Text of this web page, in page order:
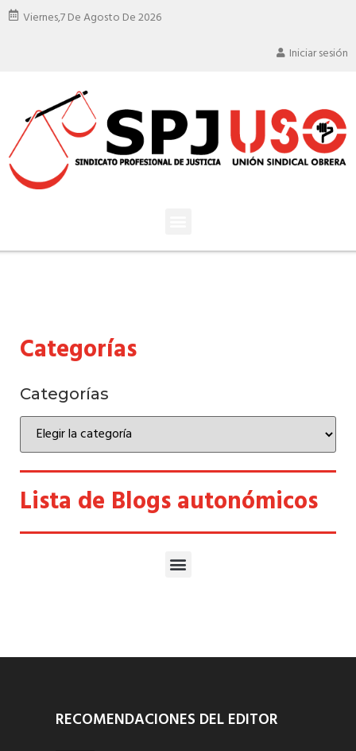
Viernes,7 De Agosto De 2026
Iniciar sesión
Categorías
Categorías
Lista de Blogs autonómicos
RECOMENDACIONES DEL EDITOR